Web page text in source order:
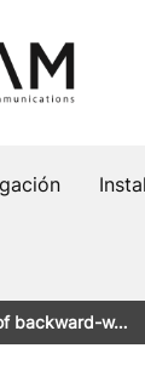
backward-w…